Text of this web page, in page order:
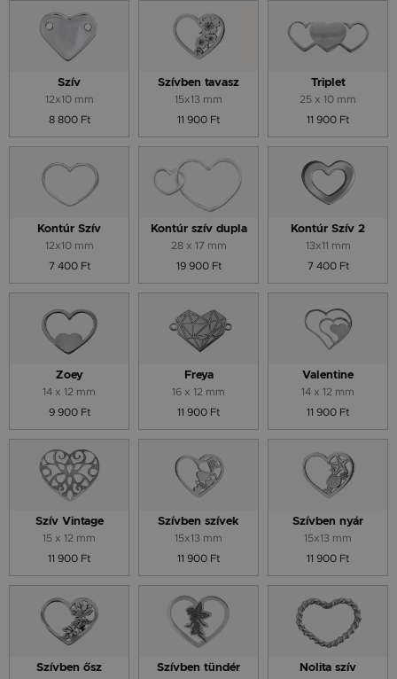
Szív
12x10 mm
8 800 Ft
Szívben tavasz
15x13 mm
11 900 Ft
Triplet
25 x 10 mm
11 900 Ft
Kontúr Szív
12x10 mm
7 400 Ft
Kontúr szív dupla
28 x 17 mm
19 900 Ft
Kontúr Szív 2
13x11 mm
7 400 Ft
Zoey
14 x 12 mm
9 900 Ft
Freya
16 x 12 mm
11 900 Ft
Valentine
14 x 12 mm
11 900 Ft
Szív Vintage
15 x 12 mm
11 900 Ft
Szívben szívek
15x13 mm
11 900 Ft
Szívben nyár
15x13 mm
11 900 Ft
Szívben ősz Szívben tündér Nolita szív